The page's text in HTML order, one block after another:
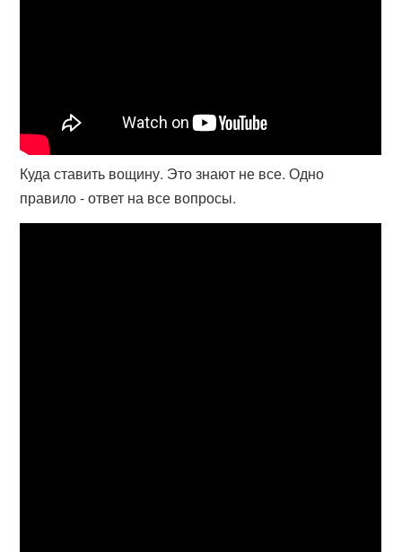
Куда ставить вощину. Это знают не все. Одно
правило - ответ на все вопросы.